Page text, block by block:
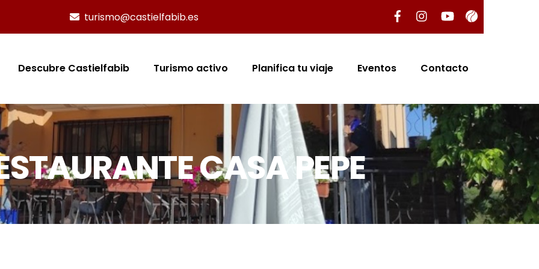
turismo@castielfabib.es
Descubre Castielfabib Turismo activo Planifica tu viaje Eventos Contacto
CASA PEPE